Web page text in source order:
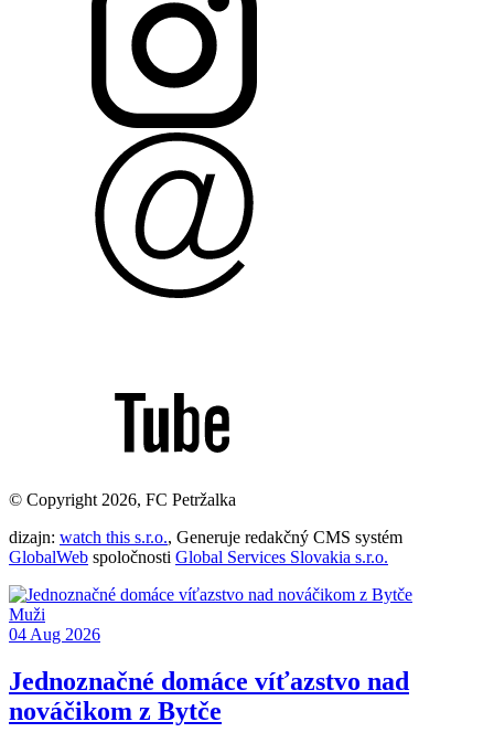
© Copyright 2026, FC Petržalka
dizajn: watch this s.r.o., Generuje redakčný CMS systém
GlobalWeb spoločnosti Global Services Slovakia s.r.o.
Muži
04 Aug 2026
Jednoznačné domáce víťazstvo nad
nováčikom z Bytče